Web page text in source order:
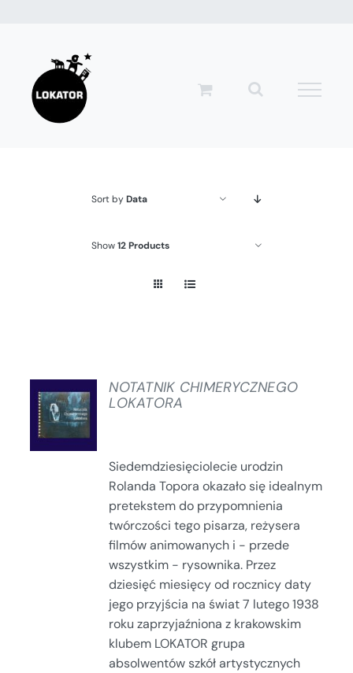
zawartości
Sort byData
Show12 Products
SZCZEGÓŁY
NOTATNIK CHIMERYCZNEGO
LOKATORA
Siedemdziesięciolecie urodzin
Rolanda Topora okazało się idealnym
pretekstem do przypomnienia
twórczości tego pisarza, reżysera
filmów animowanych i - przede
wszystkim - rysownika. Przez
dziesięć miesięcy od rocznicy daty
jego przyjścia na świat 7 lutego 1938
roku zaprzyjaźniona z krakowskim
klubem LOKATOR grupa
absolwentów szkół artystycznych